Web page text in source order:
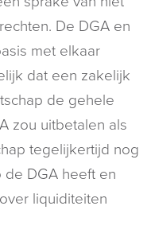
De DGA en
met elkaar
dat een zakelijk
de gehele
zou uitbetalen als
tegelijkertijd nog
DGA heeft en
liquiditeiten